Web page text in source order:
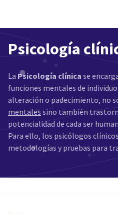
Psicología
La Psicología clínica se
funciones mentales de
alteración o padecimiento, no
mentales sino también
potencialidad de cada ser
Para ello, los psicólogos
metodologías y pruebas para